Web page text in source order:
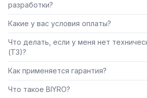
разработки?
Какие у вас условия оплаты?
Что делать, если у меня нет
(ТЗ)?
Как применяется гарантия?
Что такое BIYRO?